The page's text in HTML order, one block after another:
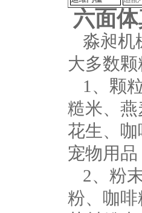
六面
淼昶机
大多数
1、颗
糙米、
花生、
宠物用
2、粉
粉、咖